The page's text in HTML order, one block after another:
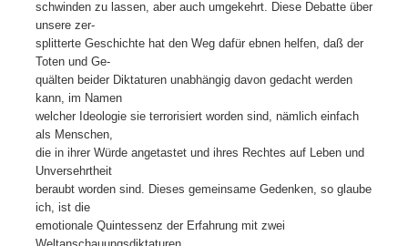
schwinden zu lassen, aber auch umgekehrt. Diese Debatte über
unsere zer-
splitterte Geschichte hat den Weg dafür ebnen helfen, daß der
Toten und Ge-
quälten beider Diktaturen unabhängig davon gedacht werden
kann, im Namen
welcher Ideologie sie terrorisiert worden sind, nämlich einfach
als Menschen,
die in ihrer Würde angetastet und ihres Rechtes auf Leben und
Unversehrtheit
beraubt worden sind. Dieses gemeinsame Gedenken, so glaube
ich, ist die
emotionale Quintessenz der Erfahrung mit zwei